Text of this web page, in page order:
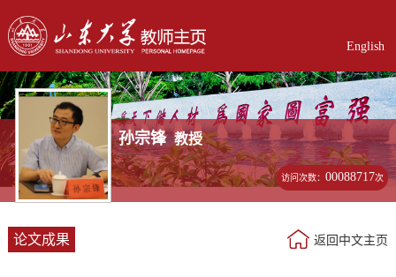
English
孙宗锋 教授
访问次数：00088717次
论文成果 返回中文主页